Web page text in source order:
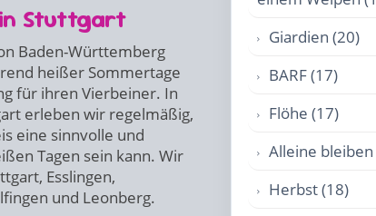
in Stuttgart
Baden-Württemberg
heißer Sommertage
für ihren Vierbeiner. In
erleben wir regelmäßig,
eine sinnvolle und
Tagen sein kann. Wir
Esslingen,
und Leonberg.
Giardien (20)
BARF (17)
Flöhe (17)
Alleine bleiben
Herbst (18)